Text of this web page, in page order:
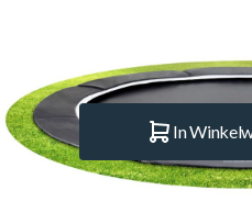
€ 699.–
Aantal
In